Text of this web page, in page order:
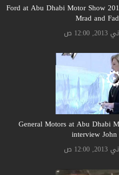
Ford at Abu Dhabi Motor Show
Mrad and
General Motors at Abu Dhabi
interview